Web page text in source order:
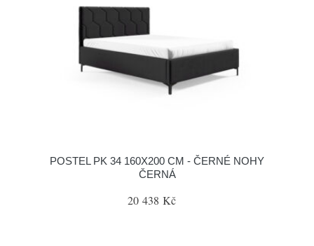
POSTEL PK 34 160X200 CM - ČERNÉ NOHY
ČERNÁ
20 438 Kč